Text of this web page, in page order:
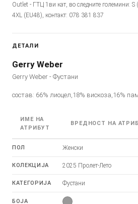
Outlet - ГТЦ 1ви кат, во следните големини:
4XL (EU48), контакт: 078 381 837
ДЕТАЛИ
Gerry Weber
Gerry Weber - Фустани
состав: 66% лиоцел,18% вискоза,16%
ИМЕ НА
АТРИБУТ
ВРЕДНОСТ НА
ПОЛ Женски
КОЛЕКЦИЈА 2025 Пролет-Лето
КАТЕГОРИЈА Фустани
БОЈА